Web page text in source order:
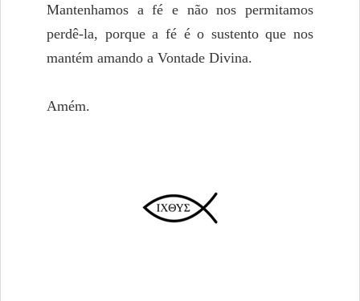
Mantenhamos a fé e não nos permitamos
perdê-la, porque a fé é o sustento que nos
mantém amando a Vontade Divina.
Amém.